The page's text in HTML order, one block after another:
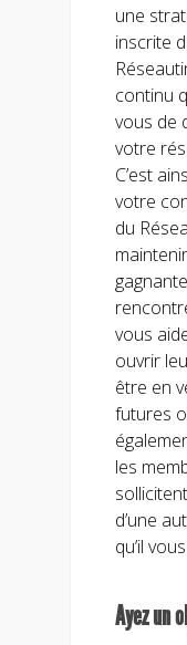
une
inscrite
continu
vous de
votre
C’est
votre
du
vous
ouvrir
être en
futures
les
d’une
qu’il
Ayez un